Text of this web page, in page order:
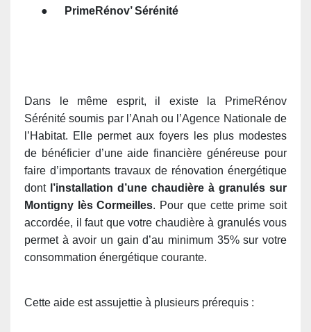
● PrimeRénov’ Sérénité
Dans le même esprit, il existe la PrimeRénov
Sérénité soumis par l’Anah ou l’Agence Nationale de
l’Habitat. Elle permet aux foyers les plus modestes
de bénéficier d’une aide financière généreuse pour
faire d’importants travaux de rénovation énergétique
dont l’installation d’une chaudière à granulés sur
Montigny lès Cormeilles. Pour que cette prime soit
accordée, il faut que votre chaudière à granulés vous
permet à avoir un gain d’au minimum 35% sur votre
consommation énergétique courante.
Cette aide est assujettie à plusieurs prérequis :